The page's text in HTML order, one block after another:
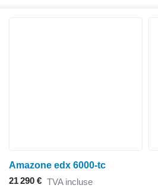
Amazone edx 6000-tc
21 290 € TVA incluse